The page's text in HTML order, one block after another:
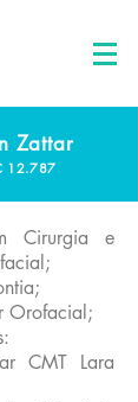
Zattar
12.787
Cirurgia e
Orofacial;
CMT Lara